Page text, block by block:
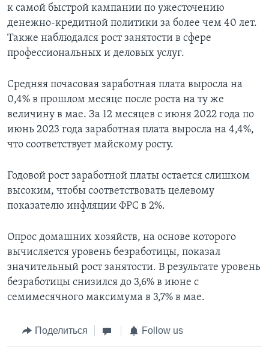
к самой быстрой кампании по ужесточению
денежно-кредитной политики за более чем 40 лет.
Также наблюдался рост занятости в сфере
профессиональных и деловых услуг.
Средняя почасовая заработная плата выросла на
0,4% в прошлом месяце после роста на ту же
величину в мае. За 12 месяцев с июня 2022 года по
июнь 2023 года заработная плата выросла на 4,4%,
что соответствует майскому росту.
Годовой рост заработной платы остается слишком
высоким, чтобы соответствовать целевому
показателю инфляции ФРС в 2%.
Опрос домашних хозяйств, на основе которого
вычисляется уровень безработицы, показал
значительный рост занятости. В результате уровень
безработицы снизился до 3,6% в июне с
семимесячного максимума в 3,7% в мае.
Поделиться Follow us